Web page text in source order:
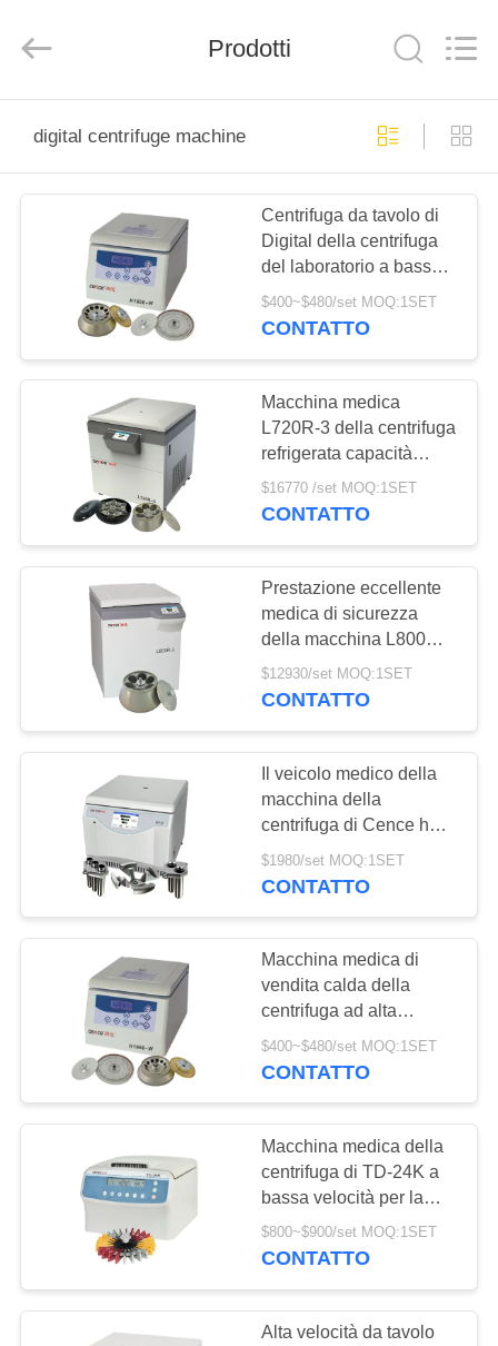
PRODOTTI
FABBRICA
CONTROLLO
DELLA
QUALITÀ
CONTATTACI
NOTIZIE
MAPPA
PRIVACY
Instrument
Development
Prodotti
digital centrifuge machine
Centrifuga da tavolo di
Digital della centrifuga
del laboratorio a basso
rumore della macchina
H1650-W
$400~$480/set MOQ:1SET
CONTATTO
Macchina medica
L720R-3 della centrifuga
refrigerata capacità
eccellente per la banca
del sangue centrale
$16770 /set MOQ:1SET
CONTATTO
Prestazione eccellente
medica di sicurezza
della macchina L800R-2
5.5kW della centrifuga di
grande capacità
$12930/set MOQ:1SET
CONTATTO
Il veicolo medico della
macchina della
centrifuga di Cence ha
refrigerato CH12R per la
raccolta del sangue
$1980/set MOQ:1SET
CONTATTO
Macchina medica di
vendita calda della
centrifuga ad alta
velocità della centrifuga
H1650-W
$400~$480/set MOQ:1SET
CONTATTO
Macchina medica della
centrifuga di TD-24K a
bassa velocità per la
carta del gruppo
sanguigno
$800~$900/set MOQ:1SET
CONTATTO
Alta velocità da tavolo